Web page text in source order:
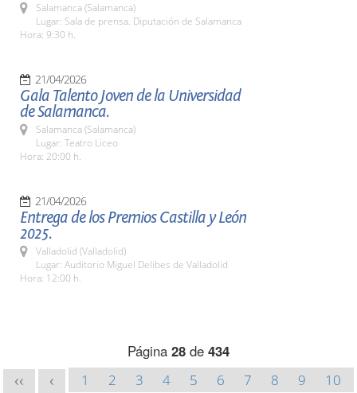
Salamanca (Salamanca)
Lugar: Sala de prensa. Diputación de Salamanca
Hora: 9:30 h.
21/04/2026
Gala Talento Joven de la Universidad
de Salamanca.
Salamanca (Salamanca)
Lugar: Teatro Liceo
Hora: 20:00 h.
21/04/2026
Entrega de los Premios Castilla y León
2025.
Valladolid (Valladolid)
Lugar: Auditorio Miguel Delibes de Valladolid
Hora: 12:00 h.
Página 28 de 434
<< < 1 2 3 4 5 6 7 8 9
10